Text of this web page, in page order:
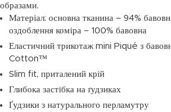
образами.
Матеріал: основна тканина – 94%
оздоблення коміра – 100% бавовна
Еластичний трикотаж mini Piqué з
Cotton™
Slim fit, приталений крій
Глибока застібка на ґудзиках
Ґудзики з натурального перламутру